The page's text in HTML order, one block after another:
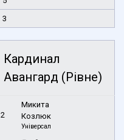
3
Кардинал
Авангард (Рівне)
2
Микита
Козлюк
Універсал